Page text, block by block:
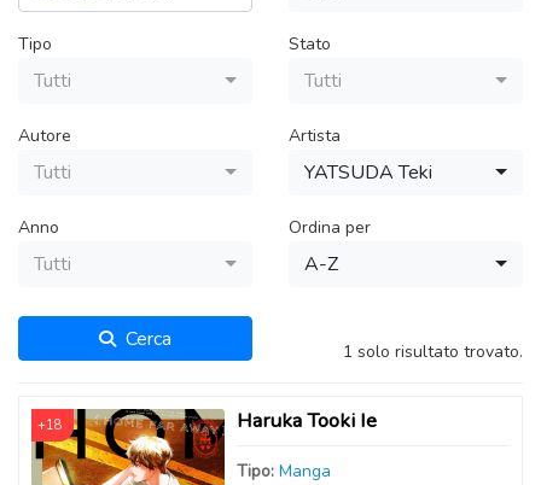
Tipo
Tutti
Stato
Tutti
Autore
Tutti
Artista
YATSUDA Teki
Anno
Tutti
Ordina per
A-Z
Cerca 1 solo risultato trovato.
+18 Haruka Tooki Ie
Tipo: Manga